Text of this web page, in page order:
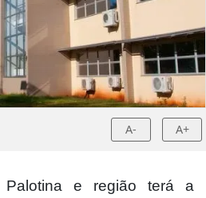
A- A+
e região terá a